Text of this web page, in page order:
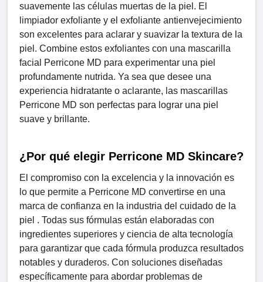
suavemente las células muertas de la piel. El
limpiador exfoliante y el exfoliante antienvejecimiento
son excelentes para aclarar y suavizar la textura de la
piel. Combine estos exfoliantes con una mascarilla
facial Perricone MD para experimentar una piel
profundamente nutrida. Ya sea que desee una
experiencia hidratante o aclarante, las mascarillas
Perricone MD son perfectas para lograr una piel
suave y brillante.
¿Por qué elegir Perricone MD Skincare?
El compromiso con la excelencia y la innovación es
lo que permite a Perricone MD convertirse en una
marca de confianza en la industria del cuidado de la
piel . Todas sus fórmulas están elaboradas con
ingredientes superiores y ciencia de alta tecnología
para garantizar que cada fórmula produzca resultados
notables y duraderos. Con soluciones diseñadas
específicamente para abordar problemas de